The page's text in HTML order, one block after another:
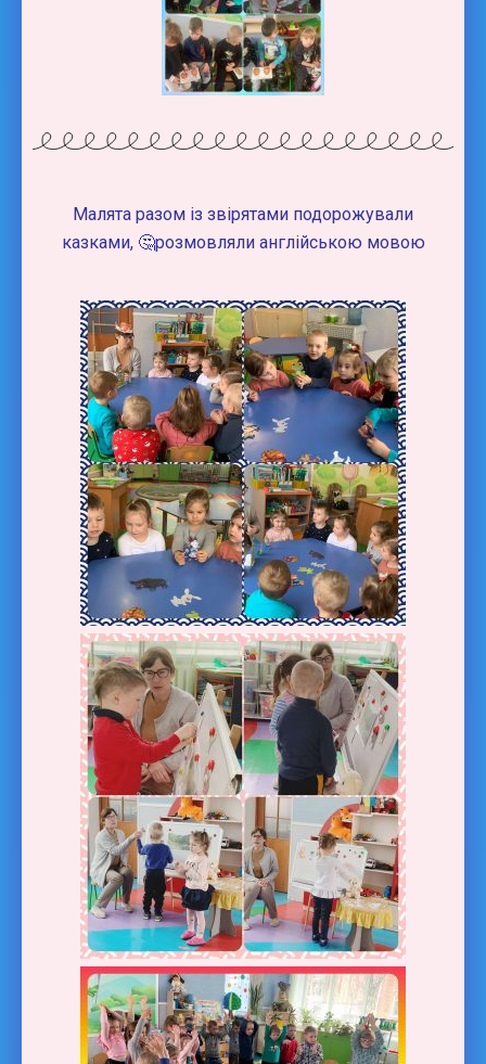
Малята разом із звірятами подорожували
казками, 🤔розмовляли англійською мовою